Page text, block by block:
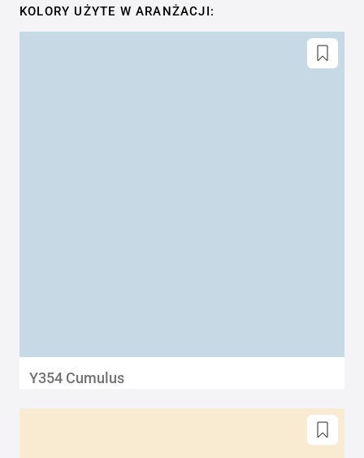
KOLORY UŻYTE W ARANŻACJI:
Y354 Cumulus